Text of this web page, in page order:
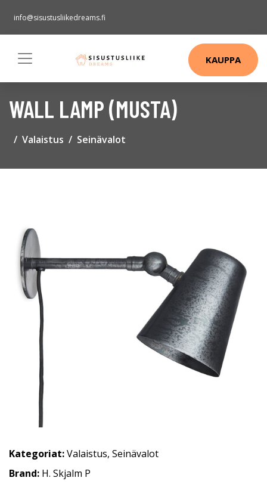
info@sisustusliikedreams.fi
KAUPPA
WALL LAMP (MUSTA)
Valaistus Seinävalot
Kategoriat:Valaistus, Seinävalot
Brand: H. Skjalm P